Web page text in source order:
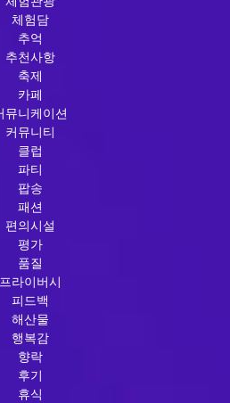
체험담
추억
추천사항
축제
카페
뮤니케이션
커뮤니티
클럽
파티
팝송
패션
편의시설
평가
품질
프라이버시
피드백
해산물
행복감
향락
후기
휴식